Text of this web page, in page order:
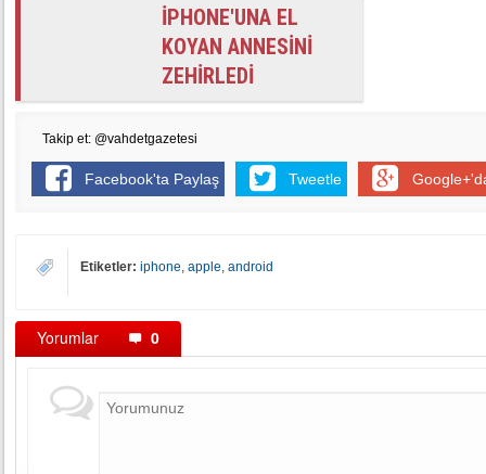
İPHONE'UNA EL
KOYAN ANNESİNİ
ZEHİRLEDİ
Takip et: @vahdetgazetesi
Facebook'ta Paylaş Tweetle
Etiketler: iphone, apple, android
Yorumlar 0